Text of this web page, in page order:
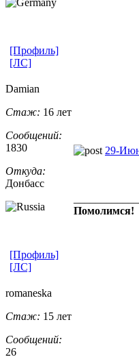
[Профиль]
[ЛС]
Damian
Стаж: 16 лет
Сообщений:
1830
Откуда:
Донбасс
29-
Помолимся!
[Профиль]
[ЛС]
romaneska
Стаж: 15 лет
Сообщений:
26